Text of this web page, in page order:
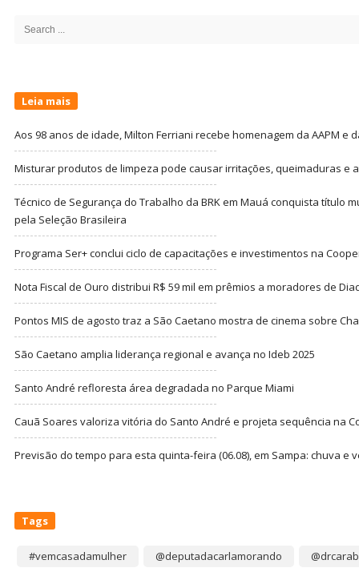
Search
Leia mais
Aos 98 anos de idade, Milton Ferriani recebe homenagem da AAPM e
Misturar produtos de limpeza pode causar irritações, queimaduras e
Técnico de Segurança do Trabalho da BRK em Mauá conquista título
pela Seleção Brasileira
Programa Ser+ conclui ciclo de capacitações e investimentos na
Nota Fiscal de Ouro distribui R$ 59 mil em prêmios a moradores de
Pontos MIS de agosto traz a São Caetano mostra de cinema sobre
São Caetano amplia liderança regional e avança no Ideb 2025
Santo André refloresta área degradada no Parque Miami
Cauã Soares valoriza vitória do Santo André e projeta sequência na
Previsão do tempo para esta quinta-feira (06.08), em Sampa: chuva e
Tags
#vemcasadamulher @deputadacarlamorando